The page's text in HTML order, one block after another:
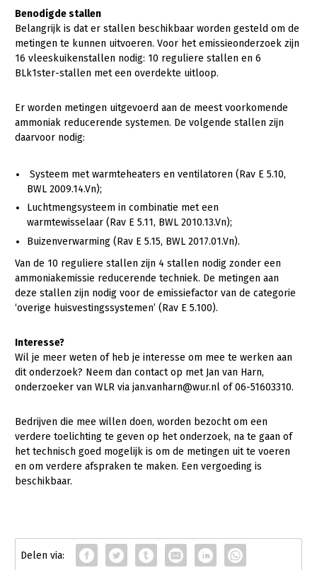
Pluimveehouderij
Schapenhouderij
Varkenshouderij
Vleesveehouderij
Glastuinbouw
Paddenstoelen
Vollegrondsgroente
Webinars
Over LTO
LTO Nederland
Mensen
Bestuur en Directie
Vakgroepbestuurders
Jaarverslag 2023
Pers
Contact
Benodigde stallen
Belangrijk is dat er stallen beschikbaar worden gesteld om de
metingen te kunnen uitvoeren. Voor het emissieonderzoek zijn
16 vleeskuikenstallen nodig: 10 reguliere stallen en 6
BLk1ster-stallen met een overdekte uitloop.
Er worden metingen uitgevoerd aan de meest voorkomende
ammoniak reducerende systemen. De volgende stallen zijn
daarvoor nodig:
Systeem met warmteheaters en ventilatoren (Rav E 5.10,
BWL 2009.14.Vn);
Luchtmengsysteem in combinatie met een
warmtewisselaar (Rav E 5.11, BWL 2010.13.Vn);
Buizenverwarming (Rav E 5.15, BWL 2017.01.Vn).
Van de 10 reguliere stallen zijn 4 stallen nodig zonder een
ammoniakemissie reducerende techniek. De metingen aan
deze stallen zijn nodig voor de emissiefactor van de categorie
‘overige huisvestingssystemen’ (Rav E 5.100).
Interesse?
Wil je meer weten of heb je interesse om mee te werken aan
dit onderzoek? Neem dan contact op met Jan van Harn,
onderzoeker van WLR via jan.vanharn@wur.nl of 06-51603310.
Bedrijven die mee willen doen, worden bezocht om een
verdere toelichting te geven op het onderzoek, na te gaan of
het technisch goed mogelijk is om de metingen uit te voeren
en om verdere afspraken te maken. Een vergoeding is
beschikbaar.